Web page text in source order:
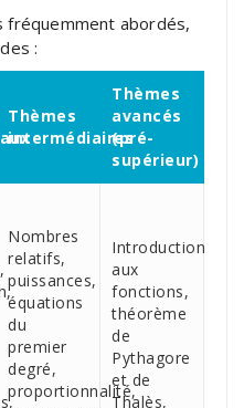
fréquemment abordés,
:
Thèmes
intermédiaires
Thèmes
avancés
(pré-
supérieur)
Nombres
relatifs,
puissances,
équations
du
premier
degré,
proportionnalité,
Introduction
aux
fonctions,
théorème
de
Pythagore
et de
Thalès,